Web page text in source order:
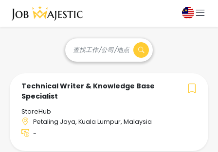
查找工作/公司/地点
Technical Writer & Knowledge Base
Specialist
StoreHub
Petaling Jaya, Kuala Lumpur, Malaysia
-